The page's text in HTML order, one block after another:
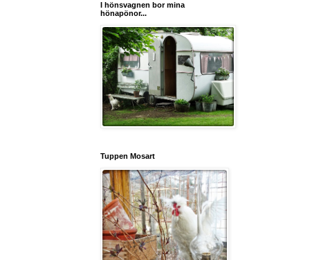
I hönsvagnen bor mina
hönapönor...
Tuppen Mosart